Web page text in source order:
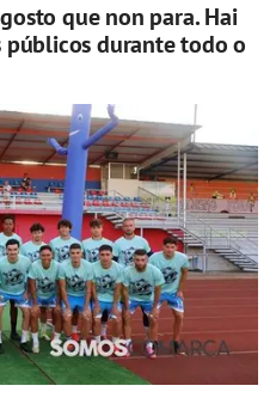
que non para. Hai
durante todo o